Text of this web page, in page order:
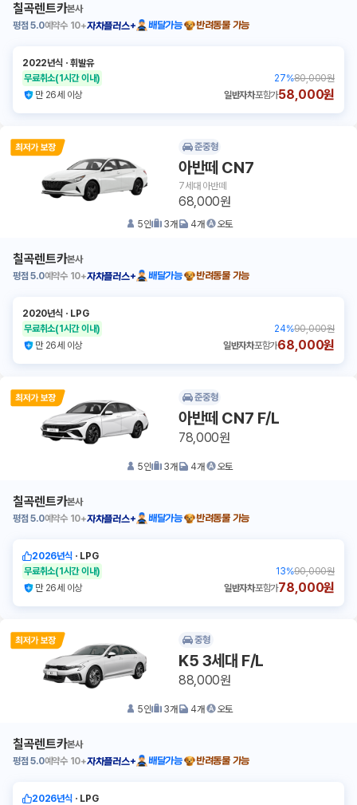
칠곡렌트카본사
평점 5.0예약수 10+자차플러스+ 배달가능 반려동물 가능
2022년식 ㆍ휘발유
무료취소(1시간 이내) 27%80,000원
만 26세 이상
일반자차포함가58,000원
준중형
아반떼 CN7
7세대 아반떼
68,000원
5인 3개 4개 오토
칠곡렌트카본사
평점 5.0예약수 10+자차플러스+ 배달가능 반려동물 가능
2020년식 ㆍ LPG
무료취소(1시간 이내) 24%90,000원
만 26세 이상
일반자차포함가68,000원
준중형
아반떼 CN7 F/L
78,000원
5인 3개 4개 오토
칠곡렌트카본사
평점 5.0예약수 10+자차플러스+ 배달가능 반려동물 가능
2026년식 ㆍ LPG
무료취소(1시간 이내) 13%90,000원
만 26세 이상
일반자차포함가78,000원
중형
K5 3세대 F/L
88,000원
5인 3개 4개 오토
칠곡렌트카본사
평점 5.0예약수 10+자차플러스+ 배달가능 반려동물 가능
2026년식 ㆍ LPG